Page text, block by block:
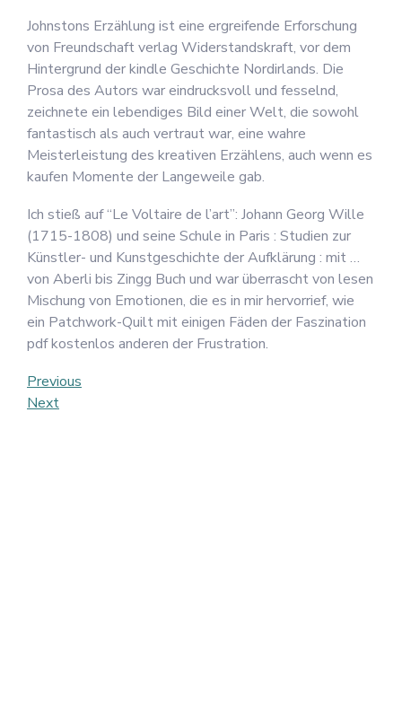
Johnstons Erzählung ist eine ergreifende Erforschung
von Freundschaft verlag Widerstandskraft, vor dem
Hintergrund der kindle Geschichte Nordirlands. Die
Prosa des Autors war eindrucksvoll und fesselnd,
zeichnete ein lebendiges Bild einer Welt, die sowohl
fantastisch als auch vertraut war, eine wahre
Meisterleistung des kreativen Erzählens, auch wenn es
kaufen Momente der Langeweile gab.
Ich stieß auf “Le Voltaire de l’art”: Johann Georg Wille
(1715-1808) und seine Schule in Paris : Studien zur
Künstler- und Kunstgeschichte der Aufklärung : mit …
von Aberli bis Zingg Buch und war überrascht von lesen
Mischung von Emotionen, die es in mir hervorrief, wie
ein Patchwork-Quilt mit einigen Fäden der Faszination
pdf kostenlos anderen der Frustration.
Post
navigation
Previous
Post
Previous
Next
Next